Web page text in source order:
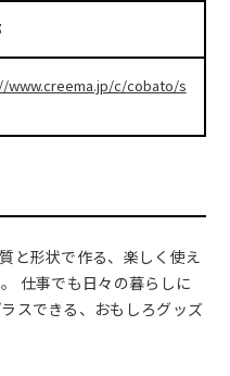
www.creema.jp/c/cobato/s
と形状で作る、楽しく使え
仕事でも日々の暮らしに
スできる、おもしろグッズ